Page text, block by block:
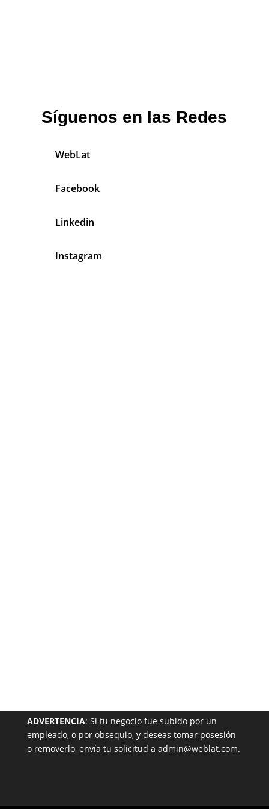
Síguenos en las Redes
WebLat
Facebook
Linkedin
Instagram
ADVERTENCIA: Si tu negocio fue subido por un
empleado, o por obsequio, y deseas tomar posesión
o removerlo, envía tu solicitud a admin@weblat.com.